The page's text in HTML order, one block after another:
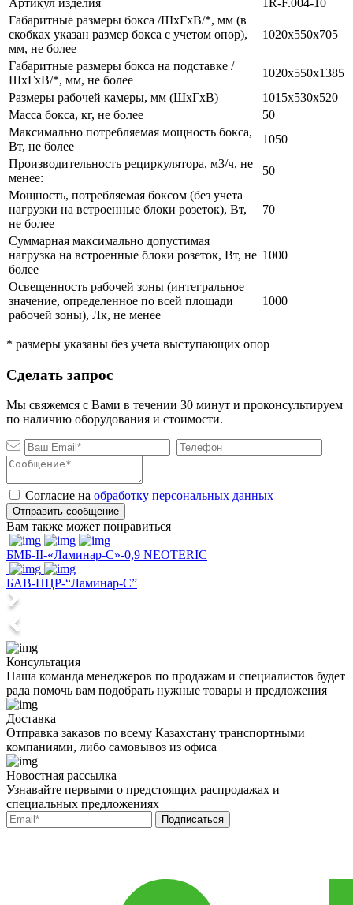
Габаритные размеры бокса /ШхГхВ/*, мм (в
скобках указан размер бокса с учетом опор),
мм, не более
1020х550х705
Габаритные размеры бокса на подставке /
ШхГхВ/*, мм, не более
1020х550х1385
Размеры рабочей камеры, мм (ШхГхВ)
1015х530х520
Масса бокса, кг, не более
50
Максимально потребляемая мощность бокса,
Вт, не более
1050
Производительность рециркулятора, м3/ч, не
менее:
50
Мощность, потребляемая боксом (без учета
нагрузки на встроенные блоки розеток), Вт,
не более
70
Суммарная максимально допустимая
нагрузка на встроенные блоки розеток, Вт, не
более
1000
Освещенность рабочей зоны (интегральное
значение, определенное по всей площади
рабочей зоны), Лк, не менее
1000
* размеры указаны без учета выступающих опор
Сделать запрос
Мы свяжемся с Вами в течении 30 минут и проконсультируем
по наличию оборудования и стоимости.
Согласие на обработку персональных данных
Отправить сообщение
Вам также может понравиться
БМБ-II-«Ламинар-С»-0,9 NEOTERIC
БАВ-ПЦР-“Ламинар-С”
Консультация
Наша команда менеджеров по продажам и специалистов будет
рада помочь вам подобрать нужные товары и предложения
Доставка
Отправка заказов по всему Казахстану транспортными
компаниями, либо самовывоз из офиса
Новостная рассылка
Узнавайте первыми о предстоящих распродажах и
специальных предложениях